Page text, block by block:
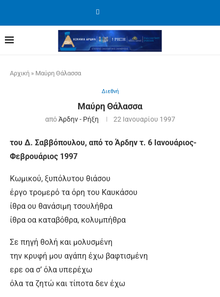
Αρχική » Μαύρη Θάλασσα
Διεθνή
Μαύρη Θάλασσα
απόΆρδην - Ρήξη 22 Ιανουαρίου 1997
του Δ. Σαββόπουλου, από το Άρδην τ. 6 Ιανουάριος-
Φεβρουάριος 1997
Κωμικού, ξυπόλυτου θιάσου
έργο τρομερό τα όρη του Καυκάσου
ίθρα ου θανάσιμη τσουλήθρα
ίθρα οα καταβόθρα, κολυμπήθρα
Σε πηγή θολή και μολυσμένη
την κρυφή μου αγάπη έχω βαφτισμένη
ερε οα σ’ όλα υπερέχω
όλα τα ζητώ και τίποτα δεν έχω